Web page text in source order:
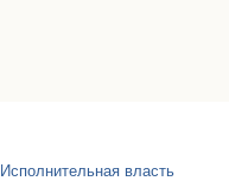
Исполнительная власть